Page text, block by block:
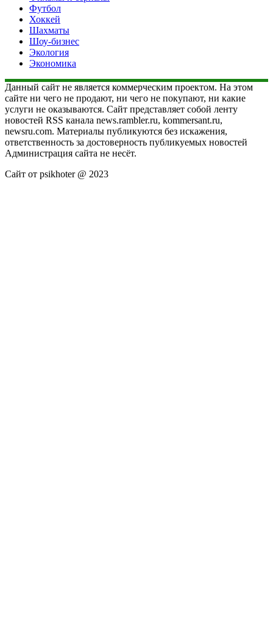
Футбол
Хоккей
Шахматы
Шоу-бизнес
Экология
Экономика
Данный сайт не является коммерческим проектом. На этом
сайте ни чего не продают, ни чего не покупают, ни какие
услуги не оказываются. Сайт представляет собой ленту
новостей RSS канала news.rambler.ru, kommersant.ru,
newsru.com. Материалы публикуются без искажения,
ответственность за достоверность публикуемых новостей
Администрация сайта не несёт.
Сайт от psikhoter @ 2023